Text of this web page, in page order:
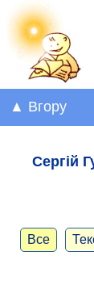
▲ Вгору
Сергій
Все